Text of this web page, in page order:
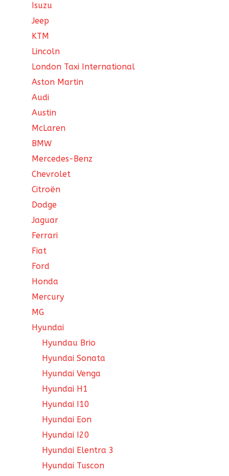
Isuzu
Jeep
KTM
Lincoln
London Taxi International
Aston Martin
Audi
Austin
McLaren
BMW
Mercedes-Benz
Chevrolet
Citroën
Dodge
Jaguar
Ferrari
Fiat
Ford
Honda
Mercury
MG
Hyundai
Hyundau Brio
Hyundai Sonata
Hyundai Venga
Hyundai H1
Hyundai I10
Hyundai Eon
Hyundai I20
Hyundai Elentra 3
Hyundai Tuscon